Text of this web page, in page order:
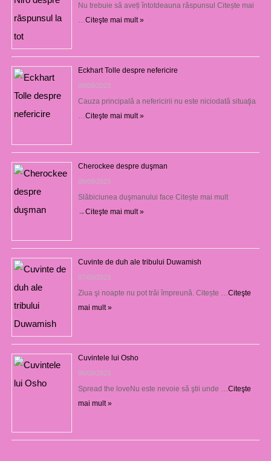
Nu trebuie să aveți întotdeauna răspunsul Citește mai
…Citeşte mai mult »
Eckhart Tolle despre nefericire
09/09/2023
Cauza principală a nefericirii nu este niciodată situaţia
…Citeşte mai mult »
Cherockee despre duşman
08/09/2023
Slăbiciunea duşmanului face Citește mai mult
→Citeşte mai mult »
Cuvinte de duh ale tribului Duwamish
07/09/2023
Ziua şi noapte nu pot trăi împreună. Citește …Citeşte
mai mult »
Cuvintele lui Osho
06/09/2023
Spread the loveNu este nevoie să ştii unde …Citeşte
mai mult »